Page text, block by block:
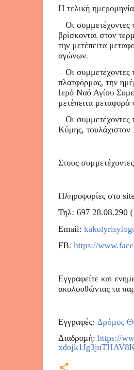
Η τελική
Οι συμμετέχοντες
βρίσκονται στον
την μετέπειτα
αγώνων.
Οι
πλατφόρμας, την
Ιερό Ναό Αγίου
μετέπειτα μεταφορά
Οι συμμετέχοντες
Κύμης, τουλάχιστον
Στους
Πληροφορίες στο
Τηλ: 697 28.08.290
Email:
FB: https://
Εγγραφείτε και
ακολουθώντας τα
Εγγραφές: Δρόμος
Διαδρομή: https://